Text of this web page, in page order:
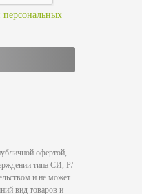
персональных
офертой,
типа СИ, Р/
и не может
вид товаров и